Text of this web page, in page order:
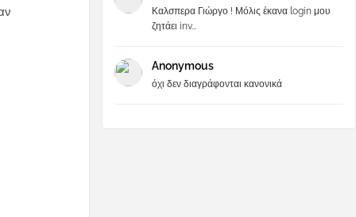
Καλσπερα Γιώργο ! Μόλις έκανα login μου
ζητάει inv...
Anonymous
όχι δεν διαγράφονται κανονικά